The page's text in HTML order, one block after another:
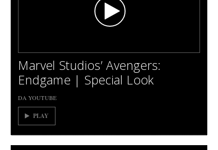
Marvel Studios’ Avengers:
Endgame | Special Look
DA YOUTUBE
PLAY